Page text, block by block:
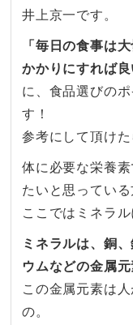
井上京一です。
「毎日の食事は
かかりにすれば良
に、 食品選びの
す！
参考にして頂け
体に必要な栄養
たいと思ってい
ここではミネラ
ミネラルは、銅
ウムなどの金属元
この金属元素は
の。